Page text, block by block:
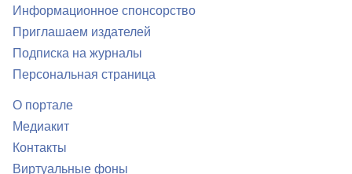
Информационное спонсорство
Приглашаем издателей
Подписка на журналы
Персональная страница
О портале
Медиакит
Контакты
Виртуальные фоны